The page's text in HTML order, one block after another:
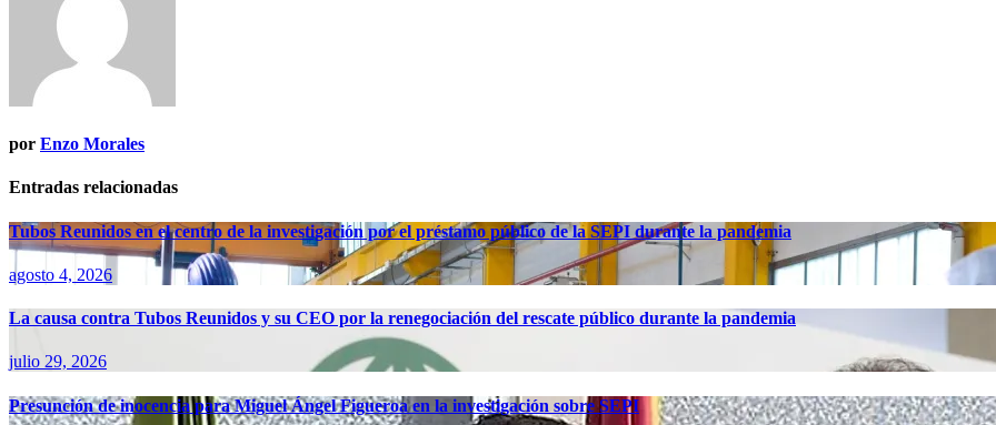
por Enzo Morales
Entradas relacionadas
Tubos Reunidos en el centro de la investigación por el préstamo público de la SEPI durante la pandemia
agosto 4, 2026
La causa contra Tubos Reunidos y su CEO por la renegociación del rescate público durante la pandemia
julio 29, 2026
Presunción de inocencia para Miguel Ángel Figueroa en la investigación sobre SEPI